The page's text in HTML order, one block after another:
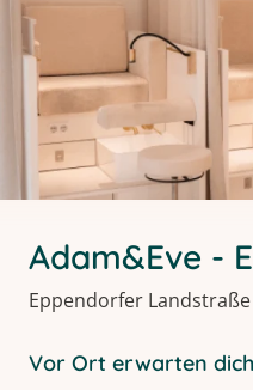
Adam&Eve -
Eppendorfer
Vor Ort erwarten